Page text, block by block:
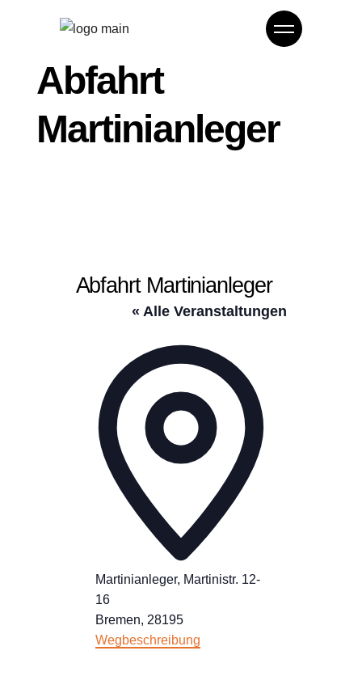
Abfahrt
Martinianleger
Abfahrt Martinianleger
« Alle Veranstaltungen
Martinianleger, Martinistr. 12-
16
Bremen, 28195
Wegbeschreibung